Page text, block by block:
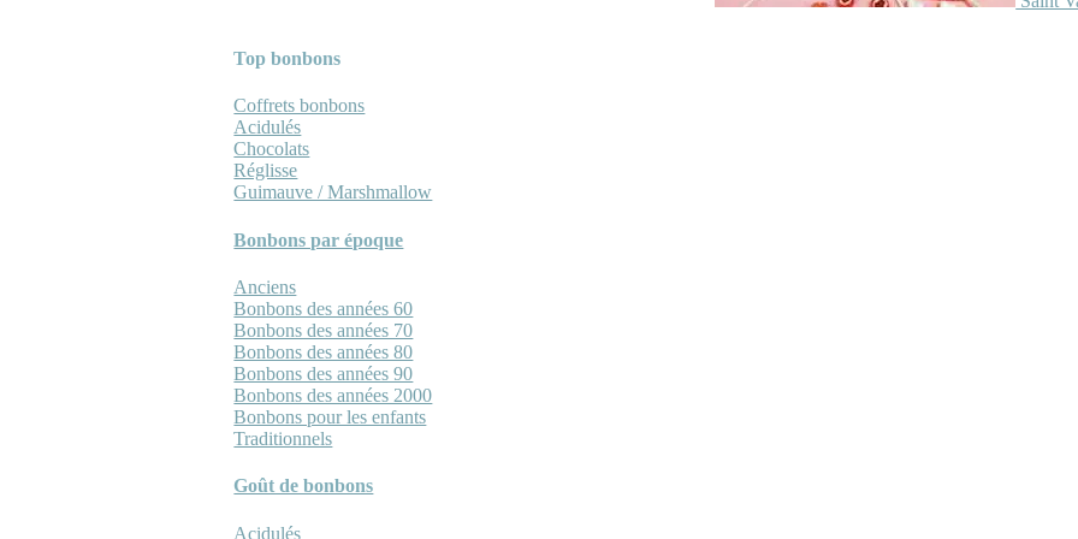
Top bonbons
Coffrets bonbons
Acidulés
Chocolats
Réglisse
Guimauve / Marshmallow
Bonbons par époque
Anciens
Bonbons des années 60
Bonbons des années 70
Bonbons des années 80
Bonbons des années 90
Bonbons des années 2000
Bonbons pour les enfants
Traditionnels
Goût de bonbons
Acidulés